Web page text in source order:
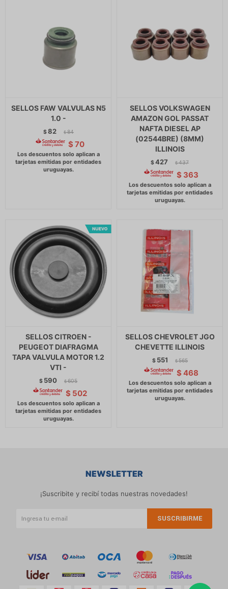
SELLOS FAW VALVULAS N5
1.0 -
$82 $ 84
$ 70
SELLOS VOLKSWAGEN
AMAZON GOL PASSAT
NAFTA DIESEL AP
(02544BRE) (8MM)
ILLINOIS
$427 $ 437
$ 363
SELLOS CITROEN -
PEUGEOT DIAFRAGMA
TAPA VALVULA MOTOR 1.2
VTI -
$ 590 $ 605
$ 502
SELLOS CHEVROLET JGO
CHEVETTE ILLINOIS
$ 551 $ 565
$ 468
NEWSLETTER
¡Suscribite y recibí todas nuestras novedades!
SUSCRIBIRME